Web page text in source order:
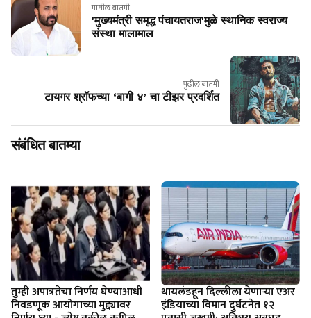
मागील बातमी
'मुख्यमंत्री समृद्ध पंचायतराज'मुळे स्थानिक स्वराज्य
संस्था मालामाल
पुढील बातमी
टायगर श्रॉफच्या ‘बागी ४’ चा टीझर प्रदर्शित
संबंधित बातम्या
तुम्ही अपात्रतेचा निर्णय घेण्याआधी
निवडणूक आयोगाच्या मुद्द्यावर
थायलंडहून दिल्लीला येणाऱ्या एअर
इंडियाच्या विमान दुर्घटनेत १२